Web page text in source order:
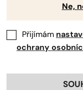
Ne,
Přijímám
ochrany